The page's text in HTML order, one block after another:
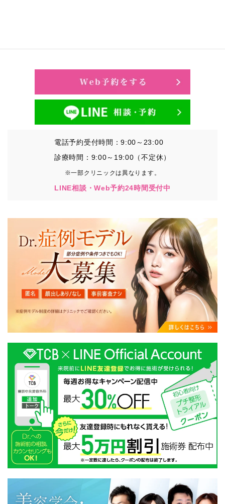
①TCBグループが患者様から取得する情報
・その他、特定の個人を識別することができる情報
②TCBグループが各種サービスの利用に関連して取得す
日時、閲覧履歴等に関連する情報
（これには、Cookie情報、アクセスログ等の利用状況に
関する情報を含みます。）
③TCBグループが第三者から間接的に収集する情報
患者様の同意を得た上で、以下の情報をパブリックDMP
・患者様の閲覧履歴、端末等の情報
【利用目的】
TCBグループは取得情報を以下の目的で利用いたしま
す。
・クリニックの来院予約、医療サービスの提供、医療関
連商品の販売、アフターケア対応、これらに付随する諸
対応等のサービス提供のため
・医療サービスの提供に関する他の医療機関、検査機関
及び研究機関との連携のため
・サービス向上を目的とした医療サービス・販売する医
療関連商品に関する患者様へのアンケートの送受信及び
これに付随する諸対応のため
・Cookie等の技術を用いたアクセス履歴、閲覧記録等に
関する情報の収集、分析
・閲覧記録等から趣味・嗜好を分析した情報を使用して
の広告に利用するため
・お問い合わせ又はご意見の内容確認及びその対応のた
め
・患者様のサービス利用状況の分析及び症例研究のため
・広告、宣伝、マーケティングのため
電話予約受付時間：9:00～23:00
診療時間：9:00～19:00（不定休）
※一部クリニックは異なります。
LINE相談・Web予約24時間受付中